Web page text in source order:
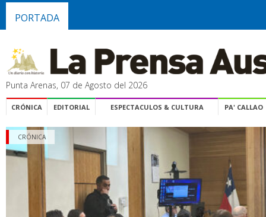
PORTADA
Punta Arenas, 07 de Agosto del 2026
CRÓNICA EDITORIAL ESPECTACULOS & CULTURA PA' CALLAO
CRÓNICA